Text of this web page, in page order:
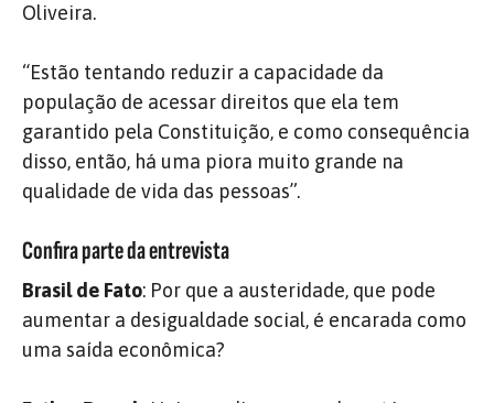
Oliveira.
“Estão tentando reduzir a capacidade da
população de acessar direitos que ela tem
garantido pela Constituição, e como consequência
disso, então, há uma piora muito grande na
qualidade de vida das pessoas”.
Confira parte da entrevista
Brasil de Fato: Por que a austeridade, que pode
aumentar a desigualdade social, é encarada como
uma saída econômica?